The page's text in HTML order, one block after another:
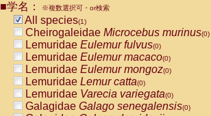
CebidaeCebus nigrivittatus
CebidaeCebus
CebidaeSaimiri boliviensis(0)
CebidaeSaimiri sciureus(0)
AtelidaeAlouatta caraya(0)
AtelidaeAlouatta fusca(0)
AtelidaeAlouatta seniculus
AtelidaeAlouattaspp.(0)
AtelidaeAteles belzebuth(0)
■学名： ※複数選択可・or検索
All species(1)
Cheirogaleidae Microcebus murinus(0)
Lemuridae Eulemur fulvus(0)
Lemuridae Eulemur macaco(0)
Lemuridae Eulemur mongoz(0)
Lemuridae Lemur catta(0)
Lemuridae Varecia variegata(0)
Galagidae Galago senegalensis(0)